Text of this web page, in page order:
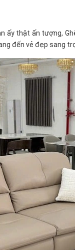
thật ấn tượng,
đến vẻ đẹp sang